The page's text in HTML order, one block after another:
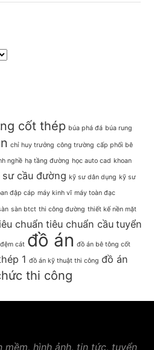
cốt thép búa phá đá búa rung
chỉ huy trưởng công trường cấp phối bê
nghề hạ tầng đường học auto cad khoan
sư cầu đường kỹ sư dân dụng kỹ sư
đập cáp máy kinh vĩ máy toàn đạc
sàn btct thi công đường thiết kế nền mặt
chuẩn tiêu chuẩn cầu tuyển
đệm cát đồ án đồ án bê tông cốt
1 đồ án kỹ thuật thi công đồ án
thi công
mềm, hình ảnh, tin tức, tuyển